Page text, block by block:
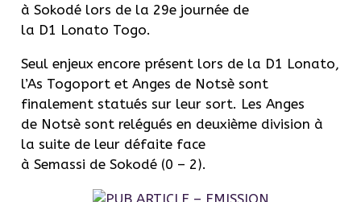
à Sokodé lors de la 29e journée de
la D1 Lonato Togo.
Seul enjeux encore présent lors de la D1 Lonato,
l’As Togoport et Anges de Notsè sont
finalement statués sur leur sort. Les Anges
de Notsè sont relégués en deuxième division à
la suite de leur défaite face
à Semassi de Sokodé (0 – 2).